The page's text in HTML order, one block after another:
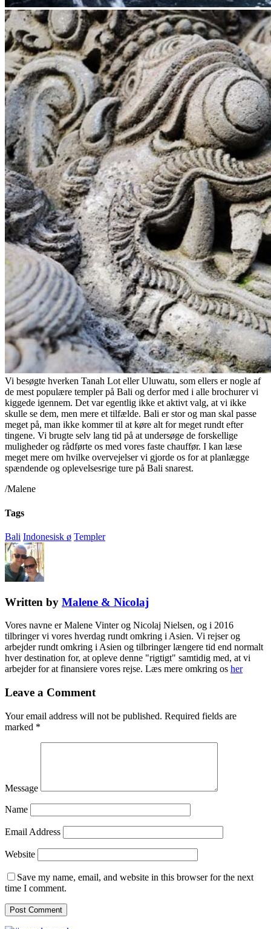
Vi besøgte hverken Tanah Lot eller Uluwatu, som ellers er nogle af
de mest populære templer på Bali og derfor med i alle brochurer vi
kiggede igennem. Det var egentlig ikke et aktivt valg, at vi ikke
skulle se dem, men mere et tilfælde. Bali er stor og man skal passe
meget på, man ikke kommer til at køre alt for meget rundt efter
tingene. Vi brugte selv lang tid på at undersøge de forskellige
muligheder og rådførte os med vores faste chauffør. I kan læse
meget mere om hvilke overvejelser vi gjorde os for at planlægge
spændende og oplevelsesrige ture på Bali snarest.
/Malene
Tags
Bali Indonesisk ø Templer
Written by Malene & Nicolaj
Vores navne er Malene Vinter og Nicolaj Nielsen, og i 2016
tilbringer vi vores hverdag rundt omkring i Asien. Vi rejser og
arbejder rundt omkring i Asien og tilbringer længere tid end normalt
hver destination for, at opleve denne "rigtigt" samtidig med, at vi
arbejder for at finansiere vores rejse. Læs mere omkring os her
Leave a Comment
Your email address will not be published. Required fields are
marked *
Message
Name
Email Address
Website
Save my name, email, and website in this browser for the next
time I comment.